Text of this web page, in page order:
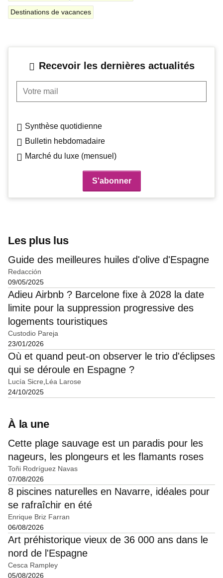
Destinations de vacances
Recevoir les dernières actualités
Votre mail
Synthèse quotidienne
Bulletin hebdomadaire
Marché du luxe (mensuel)
Les plus lus
Guide des meilleures huiles d'olive d'Espagne
Redacción
09/05/2025
Adieu Airbnb ? Barcelone fixe à 2028 la date
limite pour la suppression progressive des
logements touristiques
Custodio Pareja
23/01/2026
Où et quand peut-on observer le trio d'éclipses
qui se déroule en Espagne ?
Lucía Sicre Léa Larose
24/10/2025
À la une
Cette plage sauvage est un paradis pour les
nageurs, les plongeurs et les flamants roses
Toñi Rodríguez Navas
07/08/2026
8 piscines naturelles en Navarre, idéales pour
se rafraîchir en été
Enrique Briz Farran
06/08/2026
Art préhistorique vieux de 36 000 ans dans le
nord de l'Espagne
Cesca Rampley
05/08/2026